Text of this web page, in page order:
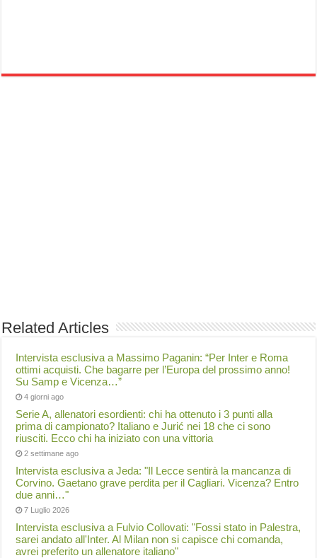
Related Articles
Intervista esclusiva a Massimo Paganin: “Per Inter e Roma
ottimi acquisti. Che bagarre per l’Europa del prossimo anno!
Su Samp e Vicenza…”
4 giorni ago
Serie A, allenatori esordienti: chi ha ottenuto i 3 punti alla
prima di campionato? Italiano e Jurić nei 18 che ci sono
riusciti. Ecco chi ha iniziato con una vittoria
2 settimane ago
Intervista esclusiva a Jeda: "Il Lecce sentirà la mancanza di
Corvino. Gaetano grave perdita per il Cagliari. Vicenza? Entro
due anni…"
7 Luglio 2026
Intervista esclusiva a Fulvio Collovati: "Fossi stato in Palestra,
sarei andato all'Inter. Al Milan non si capisce chi comanda,
avrei preferito un allenatore italiano"